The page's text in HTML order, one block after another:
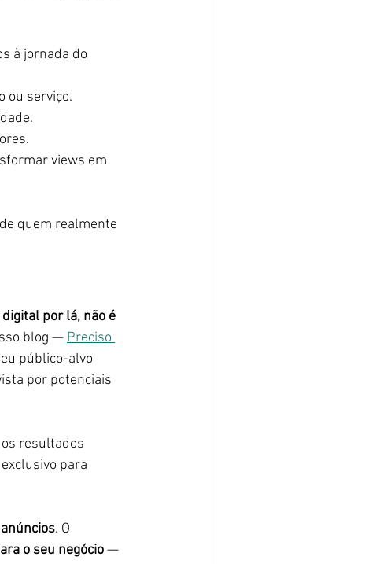
à jornada do
ou serviço.
views em
quem realmente
por lá, não é
blog — Preciso
público-alvo
por potenciais
os resultados
para
. O
o seu negócio —